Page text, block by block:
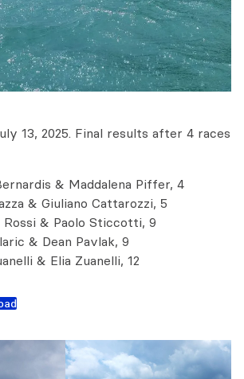
13, 2025. Final results after 4 races
& Maddalena Piffer, 4
& Giuliano Cattarozzi, 5
& Paolo Sticcotti, 9
& Dean Pavlak, 9
& Elia Zuanelli, 12